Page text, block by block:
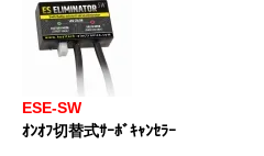
ESE-SW
ｵﾝｵﾌ切替式ｻｰﾎﾞｷｬﾝｾﾗｰ